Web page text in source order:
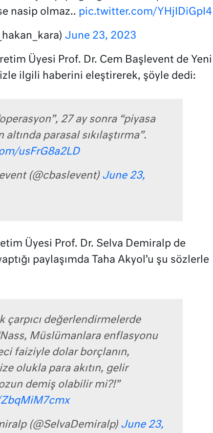
nasip olmaz.. pic.twitter.com/YHjIDiGpI4
June 23, 2023
Üyesi Prof. Dr. Cem Başlevent de Yeni
ilgili haberini eleştirerek, şöyle dedi:
27 ay sonra “piyasa
parasal sıkılaştırma”.
usFrG8a2LD
(@cbaslevent) June 23,
Üyesi Prof. Dr. Selva Demiralp de
paylaşımda Taha Akyol’u şu sözlerle
çarpıcı değerlendirmelerde
Müslümanlara enflasyonu
faiziyle dolar borçlanın,
olukla para akıtın, gelir
demiş olabilir mi?!”
(@SelvaDemiralp) June 23,